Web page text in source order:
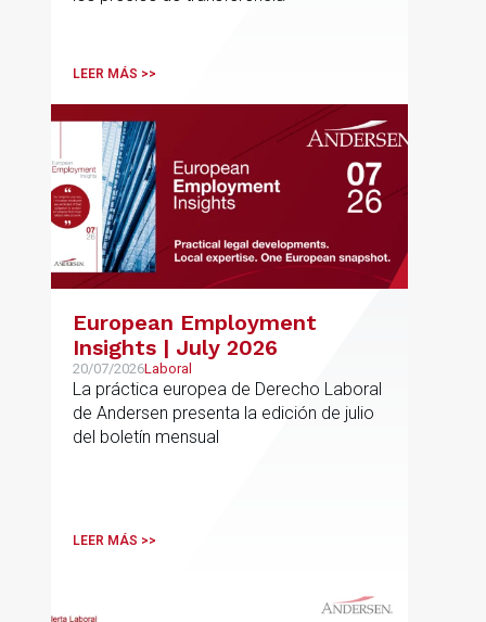
sobre su inaplicabilidad a
LEER MÁS >>
European Employment
Insights | July 2026
20/07/2026Laboral
La práctica europea de Derecho Laboral
de Andersen presenta la edición de julio
del boletín mensual
LEER MÁS >>